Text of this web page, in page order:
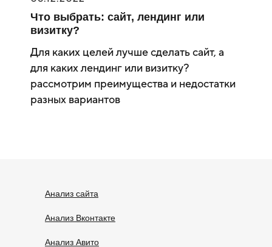
Что выбрать: сайт, лендинг или
визитку?
Для каких целей лучше сделать сайт, а
для каких лендинг или визитку?
рассмотрим преимущества и недостатки
разных вариантов
Анализ Вконтакте
Анализ Авито
Анализ сайта